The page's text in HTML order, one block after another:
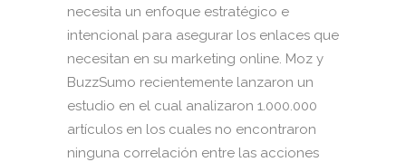
necesita un enfoque estratégico e
intencional para asegurar los enlaces que
necesitan en su marketing online. Moz y
BuzzSumo recientemente lanzaron un
estudio en el cual analizaron 1.000.000
artículos en los cuales no encontraron
ninguna correlación entre las acciones